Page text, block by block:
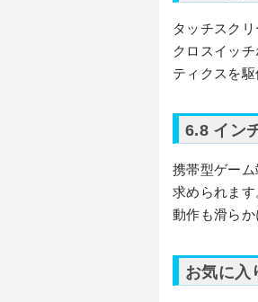
タッチスク
クロスイッ
ティクスを
6.8 イン
携帯型ゲー
求められま
動作も滑らか
お気に入